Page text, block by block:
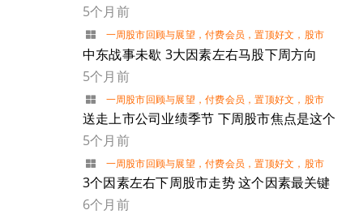
5个月前
一周股市回顾与展望 ，付费会员 ，置顶好文 ， 股市
中东战事未歇 3大因素左右马股下周方向
5个月前
一周股市回顾与展望 ，付费会员 ，置顶好文 ， 股市
送走上市公司业绩季节 下周股市焦点是这个
5个月前
一周股市回顾与展望 ，付费会员 ，置顶好文 ， 股市
3个因素左右下周股市走势 这个因素最关键
6个月前